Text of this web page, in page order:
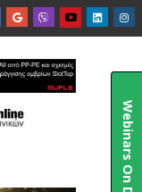
